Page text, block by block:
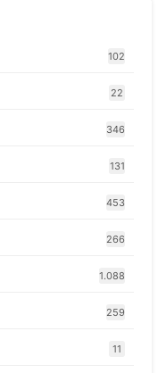
102
22
346
131
453
266
1.088
259
11